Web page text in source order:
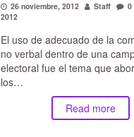
26 noviembre, 2012 Staff 0
2012
El uso de adecuado de la
no verbal dentro de una
electoral fue el tema que
los…
Read more